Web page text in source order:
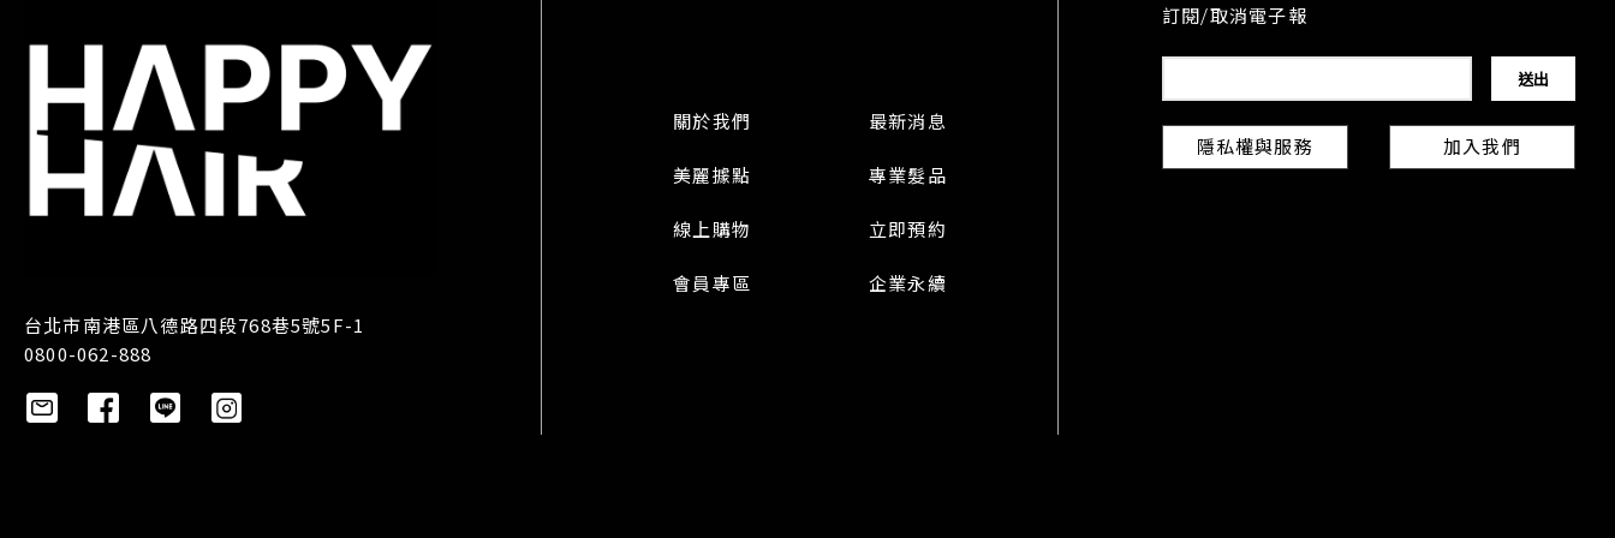
台北市南港區八德路四段768巷5號5F-1
0800-062-888
關於我們 最新消息
美麗據點 專業髮品
線上購物 立即預約
會員專區 企業永續
訂閱/取消電子報
隱私權與服務 加入我們